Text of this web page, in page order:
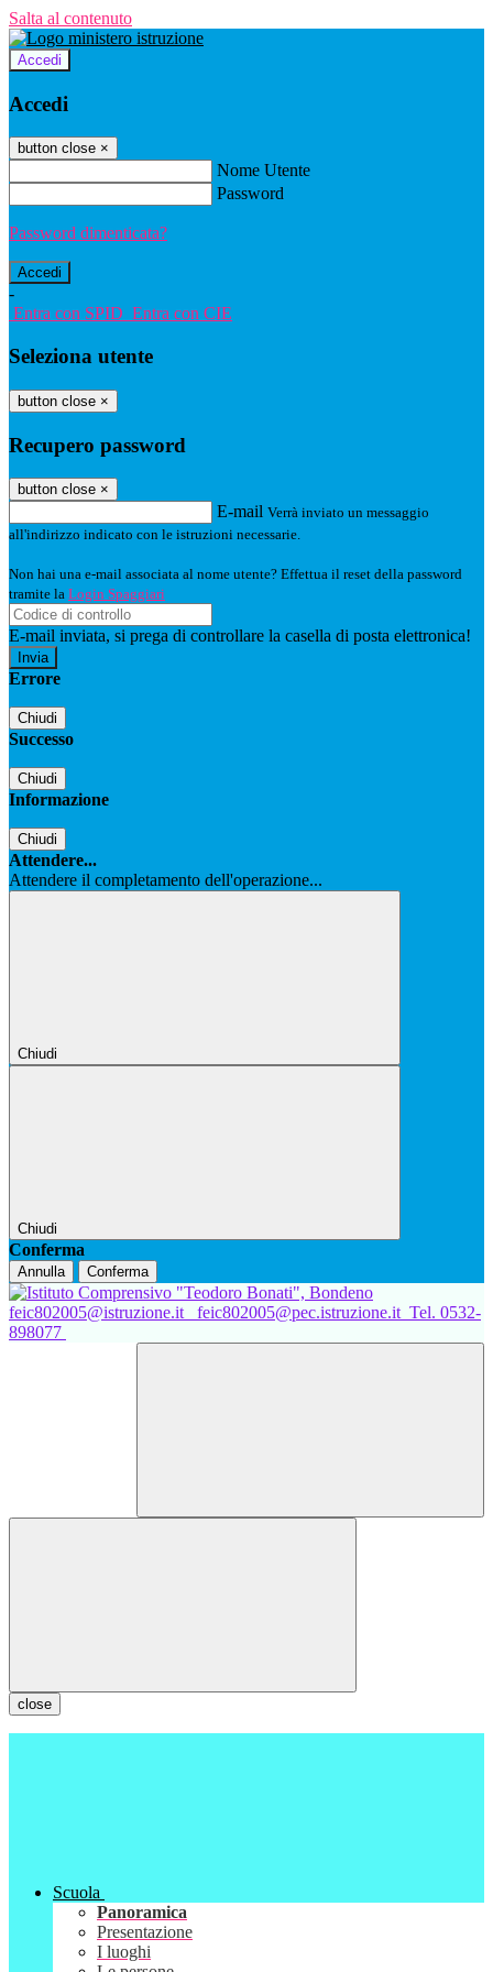
Salta al contenuto
Accedi
Accedi
button close ×
Nome Utente
Password
Password dimenticata?
-
Entra con SPID Entra con CIE
Seleziona utente
button close ×
Recupero password
button close ×
E-mail Verrà inviato un messaggio
all'indirizzo indicato con le istruzioni necessarie.
Non hai una e-mail associata al nome utente? Effettua il reset della password
tramite la Login Spaggiari
E-mail inviata, si prega di controllare la casella di posta elettronica!
Errore
Chiudi
Successo
Chiudi
Informazione
Chiudi
Attendere...
Attendere il completamento dell'operazione...
Chiudi
Chiudi
Conferma
Annulla Conferma
feic802005@istruzione.it feic802005@pec.istruzione.it Tel. 0532-
898077
close
Scuola
Panoramica
Presentazione
I luoghi